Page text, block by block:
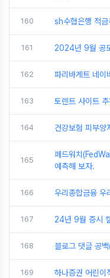
160 sh수협은행 적
161 2024년 9월 공
162 파리바게트 네
163 토렌트 사이트
164 건강보험 피부
165
페드워치
예측해 보자.
166 우리종합금융
167 24년 9월 증시
168 블로그 댓글 공
169 하나증권 어린이